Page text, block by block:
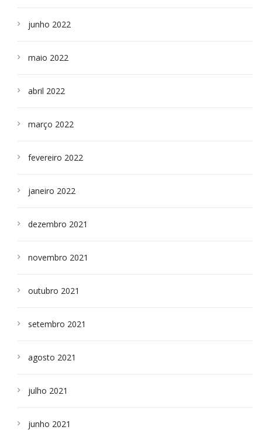
junho 2022
maio 2022
abril 2022
março 2022
fevereiro 2022
janeiro 2022
dezembro 2021
novembro 2021
outubro 2021
setembro 2021
agosto 2021
julho 2021
junho 2021